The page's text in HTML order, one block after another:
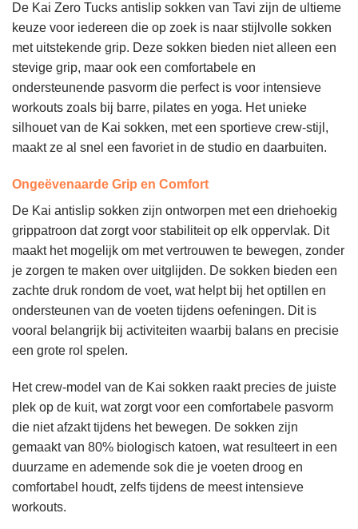
De Kai Zero Tucks antislip sokken van Tavi zijn de ultieme
keuze voor iedereen die op zoek is naar stijlvolle sokken
met uitstekende grip. Deze sokken bieden niet alleen een
stevige grip, maar ook een comfortabele en
ondersteunende pasvorm die perfect is voor intensieve
workouts zoals bij barre, pilates en yoga. Het unieke
silhouet van de Kai sokken, met een sportieve crew-stijl,
maakt ze al snel een favoriet in de studio en daarbuiten.
Ongeëvenaarde Grip en Comfort
De Kai antislip sokken zijn ontworpen met een driehoekig
grippatroon dat zorgt voor stabiliteit op elk oppervlak. Dit
maakt het mogelijk om met vertrouwen te bewegen, zonder
je zorgen te maken over uitglijden. De sokken bieden een
zachte druk rondom de voet, wat helpt bij het optillen en
ondersteunen van de voeten tijdens oefeningen. Dit is
vooral belangrijk bij activiteiten waarbij balans en precisie
een grote rol spelen.
Het crew-model van de Kai sokken raakt precies de juiste
plek op de kuit, wat zorgt voor een comfortabele pasvorm
die niet afzakt tijdens het bewegen. De sokken zijn
gemaakt van 80% biologisch katoen, wat resulteert in een
duurzame en ademende sok die je voeten droog en
comfortabel houdt, zelfs tijdens de meest intensieve
workouts.